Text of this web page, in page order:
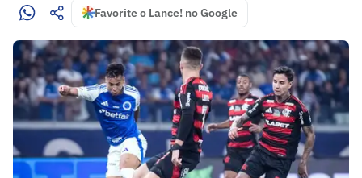
Favorite o Lance! no Google